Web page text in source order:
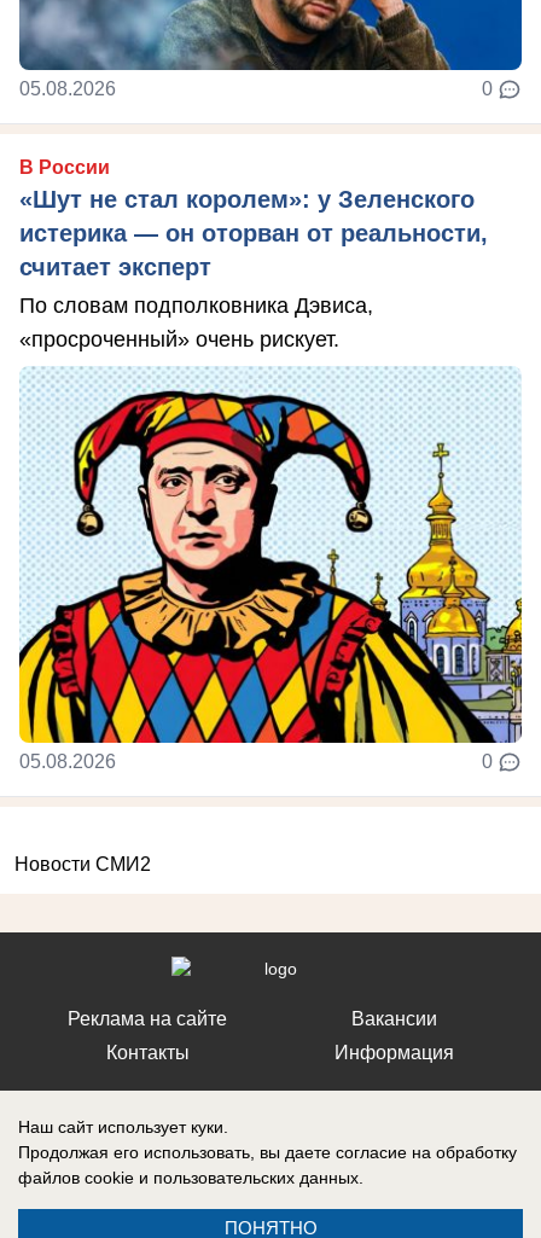
05.08.2026 0
В России
«Шут не стал королем»: у Зеленского
истерика — он оторван от реальности,
считает эксперт
По словам подполковника Дэвиса,
«просроченный» очень рискует.
05.08.2026 0
Новости СМИ2
Реклама на сайте
Контакты
Вакансии
Информация
Регистрационный номер: Эл № ФС 77-76040, выдано Федеральной
Наш сайт использует куки.
Продолжая его использовать, вы даете согласие на обработку
файлов cookie и пользовательских данных.
ПОНЯТНО